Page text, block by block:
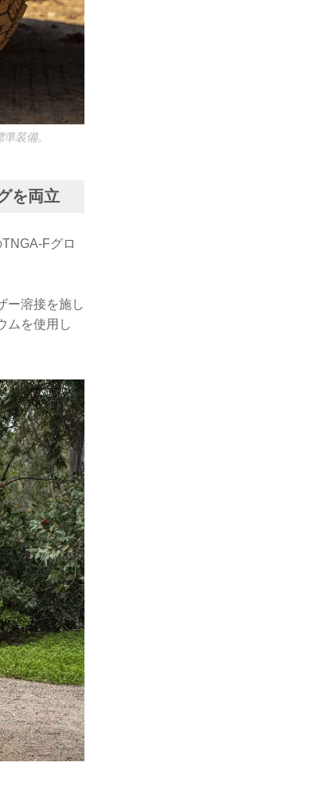
装備。
を両立
Fグロ
ー溶接を施し
ムを使用し